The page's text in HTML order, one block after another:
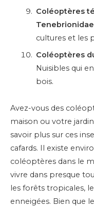
Coléoptères
cultures et les
Coléoptères
Nuisibles qui
bois.
Avez-vous des
maison ou votre jardin
savoir plus sur ces
cafards. Il existe
coléoptères dans le
vivre dans presque
les forêts tropicales,
enneigées. Bien que